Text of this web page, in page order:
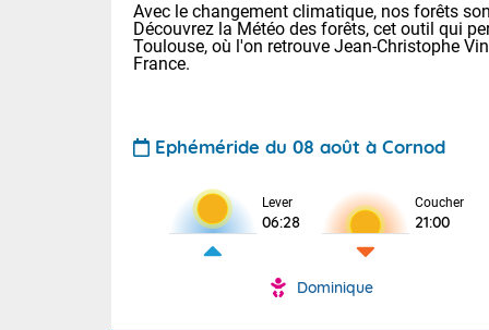
Avec le changement climatique, nos forêts
Découvrez la Météo des forêts, cet outil qui
Toulouse, où l'on retrouve Jean-Christophe
France.
Ephéméride du 08 août à Cornod
Lever
06:28
Coucher
21:00
Dominique
Voici les
31 Lyon :
: 32 Nancy :
32 Lille : 28